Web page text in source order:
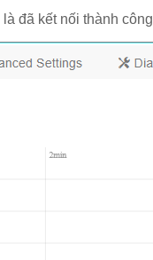
là đã kết nối thành công